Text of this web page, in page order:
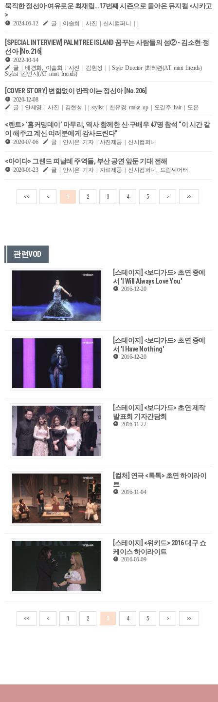
묵직한 정선아∙여유로운 최재림…17번째 시즌으로 돌아온 뮤지컬 <시카고
>
2024-06-12 글 | 이솔희 | 사진 | 신시컴퍼니 | |
[SPECIAL INTERVIEW] PALMTREE ISLAND 꿈꾸는 사람들의 섬② - 김소현·정
선아 [No.216]
2022-10-14
글 | 배경희, 이솔희 | 사진 | 김현성 | | Style Director |최혜련(AT mint friends)
Stylist |김민지(AT mint friends)
[COVER STORY] 변함없이 반짝이는 정선아 [No.206]
2020-12-08
글 | 안세영 | 사진 | 김현성 | | stylist | 천유경 make up | 오길주 hair | 도은
<렌트> ‘홈커밍데이’ 마무리, 역사 함께한 신·구배우 47명 참석 “이 시간 같
이 해주고 계신 여러분에게 감사드린다”
2020-07-06 글 | 안시은 기자 | 사진제공 | 신시컴퍼니
<아이다> 그랜드 피날레 주역들, 부산 공연 앞둔 기대 전해
2020-01-23 글 | 안시은 기자 | 자료제공 | 신시컴퍼니, 드림씨어터
<< < 1 2 3 4 5 > >>
관련VOD
[스테이지] <보디가드> 초연 중에
서 'I Will Always Love You'
2016-12-20
[스테이지] <보디가드> 초연 중에
서 'I Have Nothing'
2016-12-20
[스테이지] <보디가드> 초연 제작
발표회 기자간담회
2016-11-22
[컬처] 연극 <톡톡> 초연 하이라이
트
2016-11-04
[스테이지] <위키드> 2016 대구 쇼
케이스 하이라이트
2016-05-09
<< < 1 2 3 4 5 > >>